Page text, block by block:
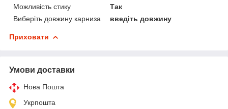
Можливість стику
Так
Виберіть довжину карниза
введіть довжину
Приховати
Умови доставки
Нова Пошта
Укрпошта